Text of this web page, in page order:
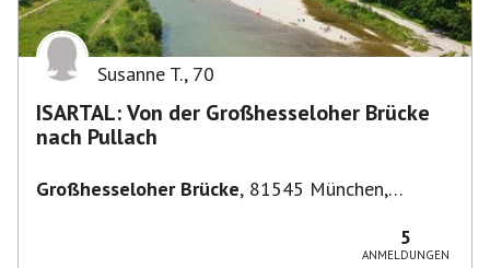
Susanne T., 70
ISARTAL: Von der Großhesseloher Brücke
nach Pullach
Großhesseloher Brücke, 81545 München,
5
ANMELDUNGEN